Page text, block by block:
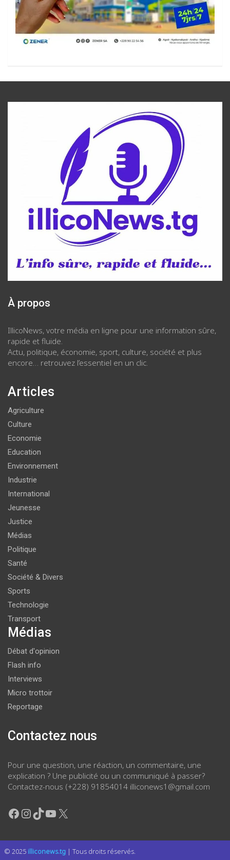
À propos
IllicoNews, votre média en ligne pour une information sûre,
rapide et fluide.
Actu, politique, économie, sport, culture, société et plus
encore… retrouvez l’essentiel en un clic.
Articles
Agriculture
Culture
Economie
Education
Environnement
Industrie
International
Jeunesse
Justice
Médias
Politique
Santé
Société & Divers
Sports
Technologie
Transport
Médias
Débat d'opinion
Flash info
Interviews
Micro trottoir
Reportage
Contactez nous
Pour une question, une réaction, un commentaire, une
explication ? Une publicité ou un communiqué à passer?
Contactez-nous (+228) 91854014 illiconews1@gmail.com
Facebook
Instagram
TikTok
YouTube
X
© 2025 illiconews.tg | Tous droits réservés.